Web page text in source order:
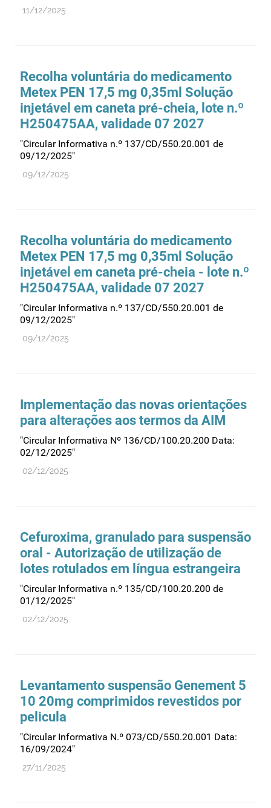
Medicamentos genéricos
Nanotecnologia
Planeamento
Plantas medicinais
Prescrição
Preços
Produtos de saúde
Qualidade e normalização
Reações adversas
Recursos humanos
Registo
Regulamentação
Relações internacionais
Tecnologias da saúde
Vigilância de cosméticos
Vigilância de dispositivos médicos
11/12/2025
Recolha voluntária do medicamento
Metex PEN 17,5 mg 0,35ml Solução
injetável em caneta pré-cheia, lote n.º
H250475AA, validade 07 2027
"Circular Informativa n.º 137/CD/550.20.001 de
09/12/2025"
09/12/2025
Recolha voluntária do medicamento
Metex PEN 17,5 mg 0,35ml Solução
injetável em caneta pré-cheia - lote n.º
H250475AA, validade 07 2027
"Circular Informativa n.º 137/CD/550.20.001 de
09/12/2025"
09/12/2025
Implementação das novas orientações
para alterações aos termos da AIM
"Circular Informativa Nº 136/CD/100.20.200 Data:
02/12/2025"
02/12/2025
Cefuroxima, granulado para suspensão
oral - Autorização de utilização de
lotes rotulados em língua estrangeira
"Circular Informativa n.º 135/CD/100.20.200 de
01/12/2025"
02/12/2025
Levantamento suspensão Genement 5
10 20mg comprimidos revestidos por
pelicula
"Circular Informativa N.º 073/CD/550.20.001 Data:
16/09/2024"
27/11/2025